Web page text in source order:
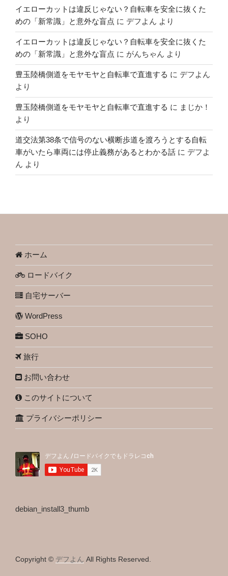
イエローカットは違反じゃない？自転車を安全に抜くた
めの「新常識」と意外な盲点 に デフよん より
イエローカットは違反じゃない？自転車を安全に抜くた
めの「新常識」と意外な盲点 に がんちゃん より
豊玉陸橋側道をモヤモヤと自転車で直進する に デフよん
より
豊玉陸橋側道をモヤモヤと自転車で直進する に まじか！
より
道交法第38条で信号のない横断歩道を渡ろうとする自転
車がいたら車両には停止義務があるとわかる話 に デフよ
ん より
ホーム
ロードバイク
自宅サーバー
WordPress
SOHO
旅行
お問い合わせ
このサイトについて
プライバシーポリシー
debian_install3_thumb
Copyright © デフよん All Rights Reserved.